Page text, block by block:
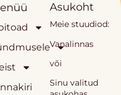
Asukoht
Meie stuudiod:
Vanalinnas
või
Sinu valitud